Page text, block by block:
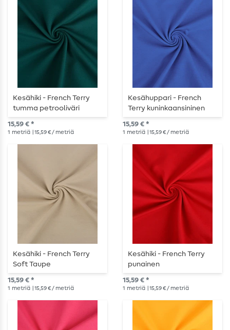
Kesähiki - French Terry
tumma petrooliväri
15,59 € *
1 metriä | 15,59 € / metriä
Kesähuppari - French
Terry kuninkaansininen
15,59 € *
1 metriä | 15,59 € / metriä
Kesähiki - French Terry
Soft Taupe
15,59 € *
1 metriä | 15,59 € / metriä
Kesähiki - French Terry
punainen
15,59 € *
1 metriä | 15,59 € / metriä